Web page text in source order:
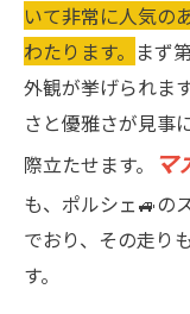
いて非常に人気の
わたります。 まず
外観が挙げられま
さと優雅さが見事
際立たせます。 マ
も、ポルシェ🚙の
でおり、その走り
す。